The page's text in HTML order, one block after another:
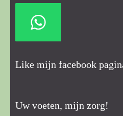
Like mijn facebook
Uw voeten, mijn zorg!